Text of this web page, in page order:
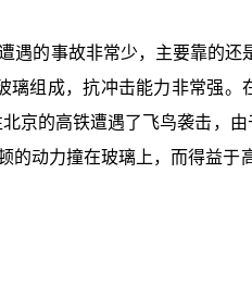
遇的事故非常少，主要靠的
璃组成，抗冲击能力非常强
京的高铁遭遇了飞鸟袭击，
的动力撞在玻璃上，而得益